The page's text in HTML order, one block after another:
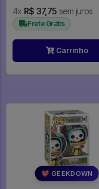
4x R$ 37,75 sem juros
Frete Grátis
Carrinho
💖 GEEKDOWN